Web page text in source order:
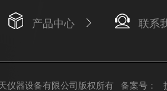
产品中心 联系
仪器设备有限公司版权所有 备案号：